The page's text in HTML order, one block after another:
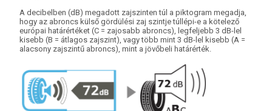
A decibelben (dB) megadott zajszinten túl a piktogram megadja,
hogy az abroncs külső gördülési zaj szintje túllépi-e a kötelező
európai határértéket (C = zajosabb abroncs), legfeljebb 3 dB-lel
kisebb (B = átlagos zajszint), vagy több mint 3 dB-lel kisebb (A =
alacsony zajszintű abroncs), mint a jövőbeli határérték.